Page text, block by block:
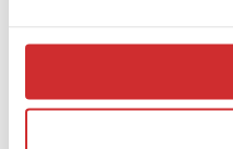
Pb. 4693 Sofienberg